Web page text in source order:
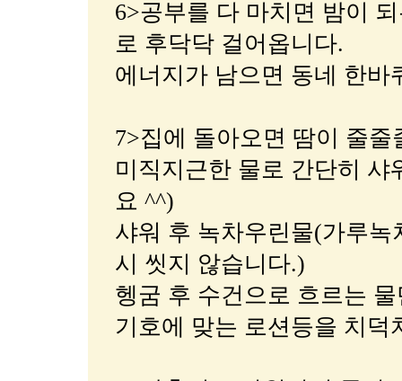
6>공부를 다 마치면 밤이
로 후닥닥 걸어옵니다.
에너지가 남으면 동네 한바
7>집에 돌아오면 땀이 줄줄
미직지근한 물로 간단히
요 ^^)
샤워 후 녹차우린물(가루
시 씻지 않습니다.)
헹굼 후 수건으로 흐르는
기호에 맞는 로션등을 치덕